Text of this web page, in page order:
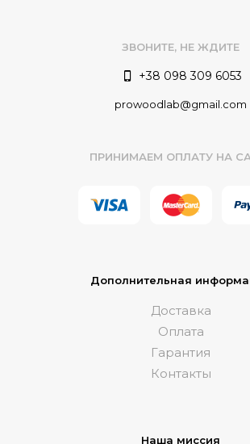
ЗВОНИТЕ, НЕ ЖДИТЕ
+38 098 309 6053
prowoodlab@gmail.com
ПРИНИМАЕМ ОПЛАТУ НА
Дополнительная
Доставка
Оплата
Гарантия
Контакты
Наша миссия